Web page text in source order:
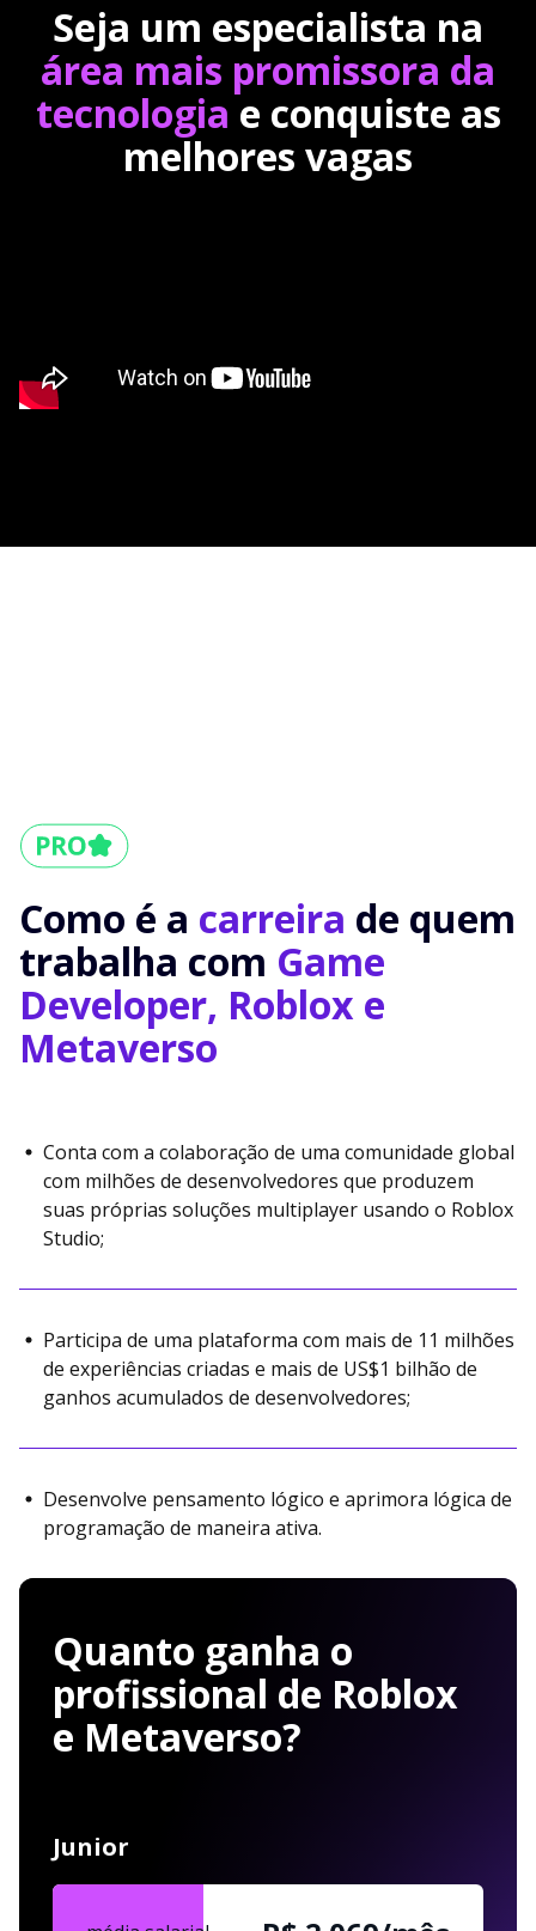
Seja um especialista na
área mais promissora da
tecnologia e conquiste as
melhores vagas
Como é a carreira de quem
trabalha com Game
Developer, Roblox e
Metaverso
Conta com a colaboração de uma comunidade global
com milhões de desenvolvedores que produzem
suas próprias soluções multiplayer usando o Roblox
Studio;
Participa de uma plataforma com mais de 11 milhões
de experiências criadas e mais de US$1 bilhão de
ganhos acumulados de desenvolvedores;
Desenvolve pensamento lógico e aprimora lógica de
programação de maneira ativa.
Quanto ganha o
profissional de Roblox
e Metaverso?
Junior